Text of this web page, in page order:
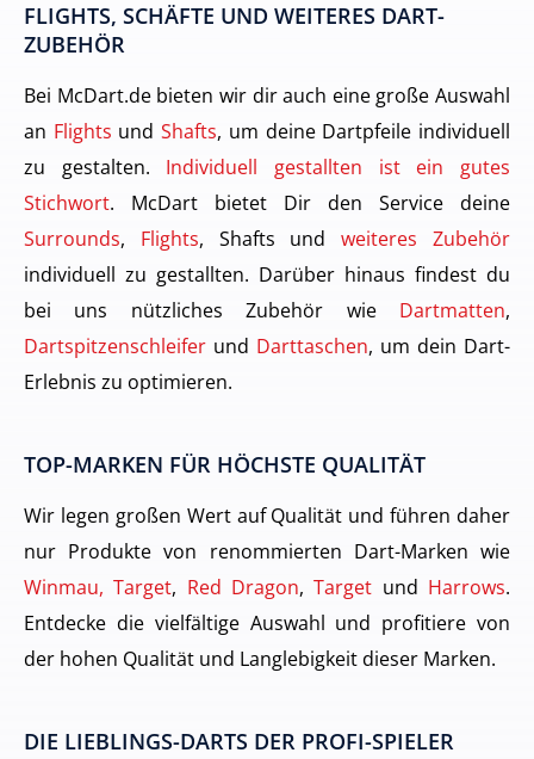
FLIGHTS, SCHÄFTE UND WEITERES DART-
ZUBEHÖR
Bei McDart.de bieten wir dir auch eine große Auswahl
an Flights undShafts, um deine Dartpfeile individuell
zu gestalten. Individuell gestallten ist ein gutes
Stichwort. McDart bietet Dir den Service deine
Surrounds, Flights, Shafts undweiteres Zubehör
individuell zu gestallten. Darüber hinaus findest du
bei uns nützliches Zubehör wie Dartmatten,
Dartspitzenschleifer und Darttaschen, um dein Dart-
Erlebnis zu optimieren.
TOP-MARKEN FÜR HÖCHSTE QUALITÄT
Wir legen großen Wert auf Qualität und führen daher
nur Produkte von renommierten Dart-Marken wie
Winmau, Target, Red Dragon,Target und Harrows.
Entdecke die vielfältige Auswahl und profitiere von
der hohen Qualität und Langlebigkeit dieser Marken.
DIE LIEBLINGS-DARTS DER PROFI-SPIELER